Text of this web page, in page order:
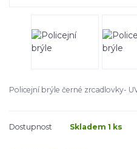
Policejní brýle černé zrcadlovky-
Dostupnost Skladem 1 ks